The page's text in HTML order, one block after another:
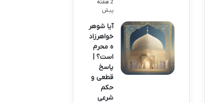
2 هفته
پیش
آیا شوهر
خواهرزاد
ه محرم
است؟ |
پاسخ
قطعی و
حکم
شرعی